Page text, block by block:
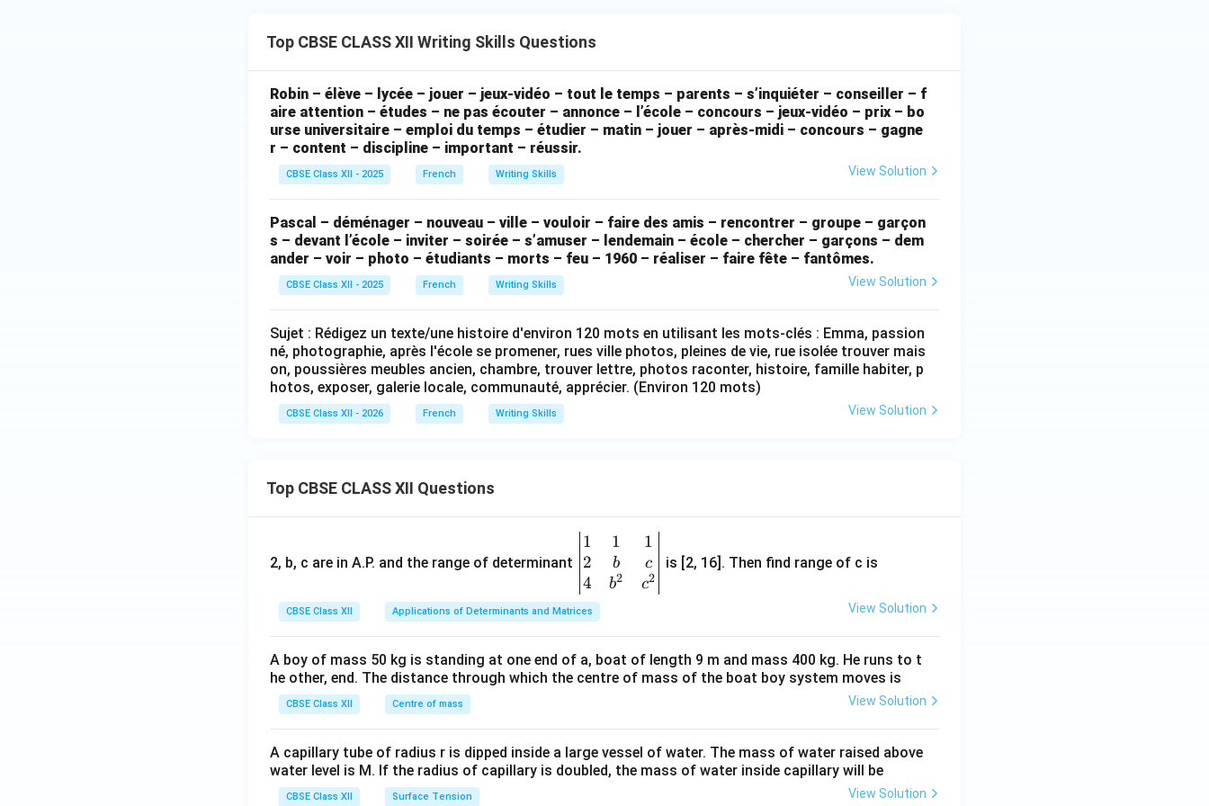
Top CBSE CLASS XII Writing Skills Questions
Robin – élève – lycée – jouer – jeux-vidéo – tout le temps – parents – s’inquiéter – conseiller – f
aire attention – études – ne pas écouter – annonce – l’école – concours – jeux-vidéo – prix – bo
urse universitaire – emploi du temps – étudier – matin – jouer – après-midi – concours – gagne
r – content – discipline – important – réussir.
CBSE Class XII - 2025 French Writing Skills View Solution
Pascal – déménager – nouveau – ville – vouloir – faire des amis – rencontrer – groupe – garçon
s – devant l’école – inviter – soirée – s’amuser – lendemain – école – chercher – garçons – dem
ander – voir – photo – étudiants – morts – feu – 1960 – réaliser – faire fête – fantômes.
CBSE Class XII - 2025 French Writing Skills View Solution
Sujet : Rédigez un texte/une histoire d'environ 120 mots en utilisant les mots-clés : Emma, passion
né, photographie, après l'école se promener, rues ville photos, pleines de vie, rue isolée trouver mais
on, poussières meubles ancien, chambre, trouver lettre, photos raconter, histoire, famille habiter, p
hotos, exposer, galerie locale, communauté, apprécier. (Environ 120 mots)
CBSE Class XII - 2026 French Writing Skills View Solution
Top CBSE CLASS XII Questions
2, b, c are in A.P. and the range of determinant
\be
gin
{v
ma
tri
&1
&1
b&
c\\
1
2
4
1
b
b2
1
c
c2
is [2, 16]. Then find range of c is
CBSE Class XII Applications of Determinants and Matrices View Solution
A boy of mass 50 kg is standing at one end of a, boat of length 9 m and mass 400 kg. He runs to t
he other, end. The distance through which the centre of mass of the boat boy system moves is
CBSE Class XII Centre of mass View Solution
A capillary tube of radius r is dipped inside a large vessel of water. The mass of water raised above
water level is M. If the radius of capillary is doubled, the mass of water inside capillary will be
CBSE Class XII Surface Tension View Solution